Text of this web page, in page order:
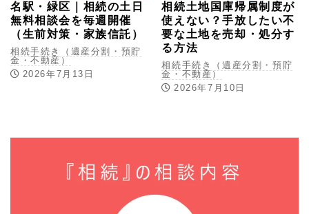
名駅・緑区｜相続の土日
無料相談会を毎週開催
（生前対策・家族信託）
相続手続き（遺産分割・預貯
金・不動産）
2026年7月13日
相続土地国庫帰属制度が
使えない？手放したい不
要な土地を売却・処分す
る方法
相続手続き（遺産分割・預貯
金・不動産）
2026年7月10日